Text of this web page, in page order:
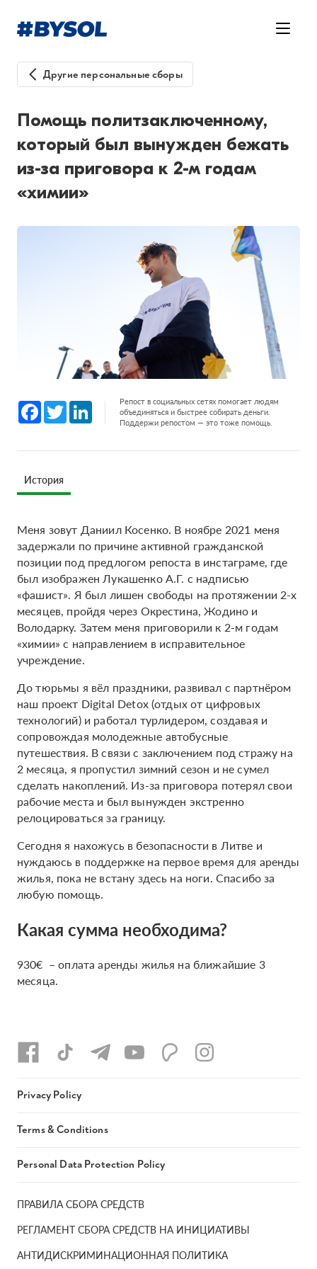
Другие персональные сборы
Помощь политзаключенному,
который был вынужден бежать
из-за приговора к 2-м годам
«химии»
Facebook
Twitter LinkedInРепост в социальных сетях помогает людям
объединяться и быстрее собирать деньги.
Поддержи репостом — это тоже помощь.
История
Меня зовут Даниил Косенко. В ноябре 2021 меня
задержали по причине активной гражданской
позиции под предлогом репоста в инстаграме, где
был изображен Лукашенко А.Г. с надписью
«фашист». Я был лишен свободы на протяжении 2-х
месяцев, пройдя через Окрестина, Жодино и
Володарку. Затем меня приговорили к 2-м годам
«химии» с направлением в исправительное
учреждение.
До тюрьмы я вёл праздники, развивал с партнёром
наш проект Digital Detox (отдых от цифровых
технологий) и работал турлидером, создавая и
сопровождая молодежные автобусные
путешествия. В связи с заключением под стражу на
2 месяца, я пропустил зимний сезон и не сумел
сделать накоплений. Из-за приговора потерял свои
рабочие места и был вынужден экстренно
релоцироваться за границу.
Сегодня я нахожусь в безопасности в Литве и
нуждаюсь в поддержке на первое время для аренды
жилья, пока не встану здесь на ноги. Спасибо за
любую помощь.
Какая сумма необходима?
930€ – оплата аренды жилья на ближайшие 3
месяца.
ПРАВИЛА СБОРА СРЕДСТВ
РЕГЛАМЕНТ СБОРА СРЕДСТВ НА ИНИЦИАТИВЫ
АНТИДИСКРИМИНАЦИОННАЯ ПОЛИТИКА
Privacy Policy
Terms & Conditions
Personal Data Protection Policy